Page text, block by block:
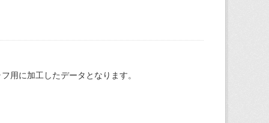
用に加工したデータとなります。